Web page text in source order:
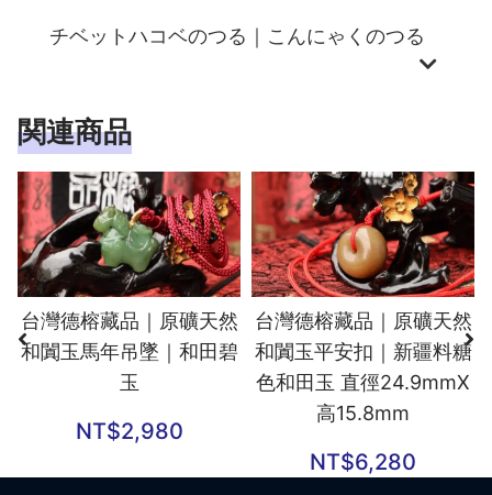
チベットハコベのつる｜こんにゃくのつる
関連商品
台灣德榕藏品｜原礦天然
和闐玉馬年吊墜｜和田碧
玉
NT$2,980
台灣德榕藏品｜原礦天然
和闐玉平安扣｜新疆料糖
色和田玉 直徑24.9mmX
高15.8mm
NT$6,280